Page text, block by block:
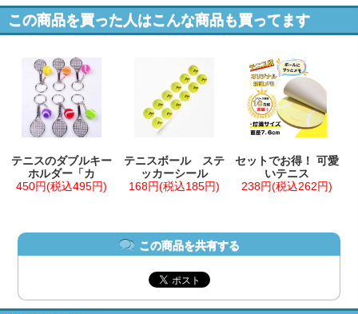
この商品を買った人はこんな商品も買ってます
テニスのダブルキー
ホルダー「カ
450円(税込495円)
テニスボール ステ
ッカーシール
168円(税込185円)
セットでお得！ 可愛
いテニス
238円(税込262円)
この商品を共有する